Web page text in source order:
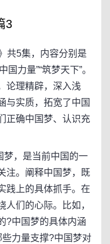
3
5集，内容分别是
国力量”“筑梦天下”。
论理精辟，深入浅
与实质，拓宽了中国
正确中国梦、认识充
，是当前中国的一
注。阐释中国梦，既
践上的具体抓手。在
们的心际。比如，
?中国梦的具体内涵
力量支撑?中国梦对